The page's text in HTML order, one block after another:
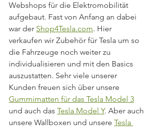
Webshops für die Elektromobilität
aufgebaut. Fast von Anfang an dabei
war der Shop4Tesla.com. Hier
verkaufen wir Zubehör für Tesla um so
die Fahrzeuge noch weiter zu
individualisieren und mit den Basics
auszustatten. Sehr viele unserer
Kunden freuen sich über unsere
Gummimatten für das Tesla Model 3
und auch das Tesla Model Y. Aber auch
unsere Wallboxen und unsere Tesla